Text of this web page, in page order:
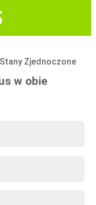
Stany Zjednoczone
w obie